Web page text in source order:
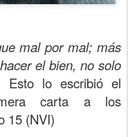
mal por mal; más
el bien, no solo
Esto lo escribió el
carta a los
15 (NVI)